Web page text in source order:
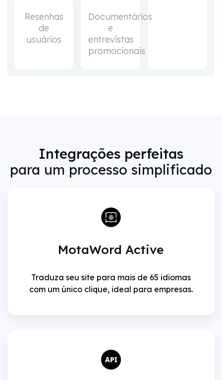
Resenhas
de
usuários
Documentários
e
entrevistas
promocionais
Integrações perfeitas
para um processo simplificado
MotaWord Active
Traduza seu site para mais de 65 idiomas
com um único clique, ideal para empresas.